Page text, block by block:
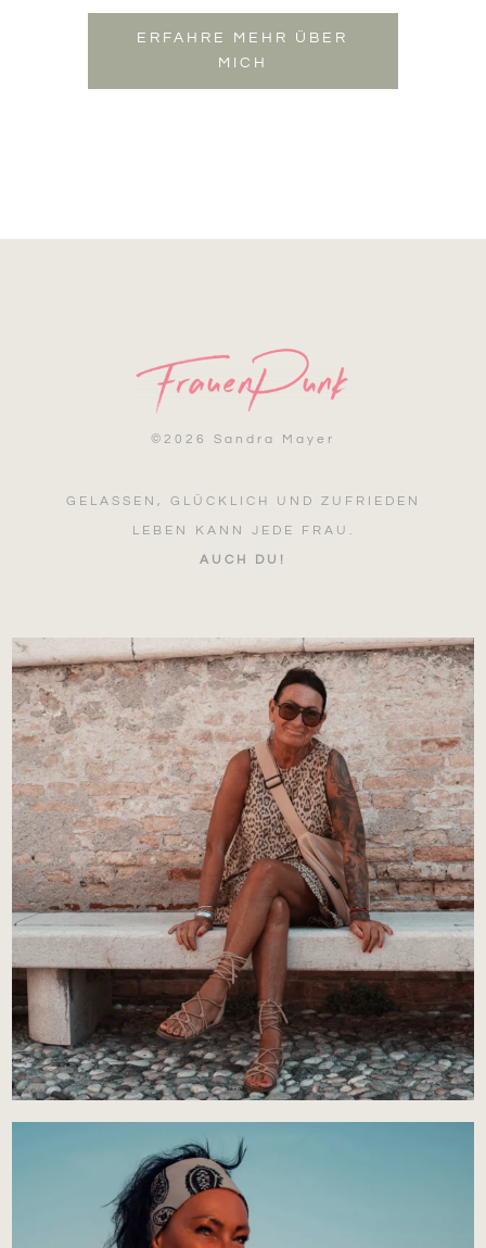
ERFAHRE MEHR ÜBER
MICH
© 2026 Sandra Mayer
GELASSEN, GLÜCKLICH UND ZUFRIEDEN
LEBEN KANN JEDE FRAU.
AUCH DU!